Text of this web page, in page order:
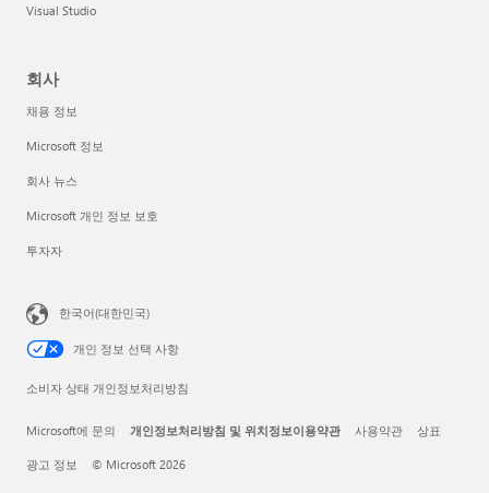
Visual Studio
회사
채용 정보
Microsoft 정보
회사 뉴스
Microsoft 개인 정보 보호
투자자
한국어(대한민국)
개인 정보 선택 사항
소비자 상태 개인정보처리방침
Microsoft에 문의 개인정보처리방침 및 위치정보이용약관 사용약관 상표
광고 정보 © Microsoft 2026